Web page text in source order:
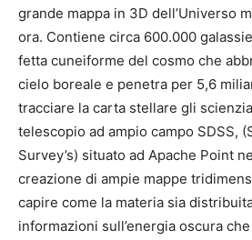
grande mappa in 3D dell’Universo
ora. Contiene circa 600.000
fetta cuneiforme del cosmo che
cielo boreale e penetra per 5,6
tracciare la carta stellare gli
telescopio ad ampio campo SDSS,
Survey’s) situato ad Apache Point
creazione di ampie mappe
capire come la materia sia
informazioni sull’energia oscura